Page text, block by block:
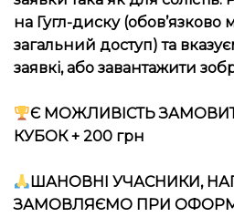
на Гугл-диску (обов’язково
загальний доступ) та
заявкі, або завантажити
Є МОЖЛИВІСТЬ
КУБОК + 200 грн
ШАНОВНІ УЧАСНИКИ,
ЗАМОВЛЯЄМО ПРИ